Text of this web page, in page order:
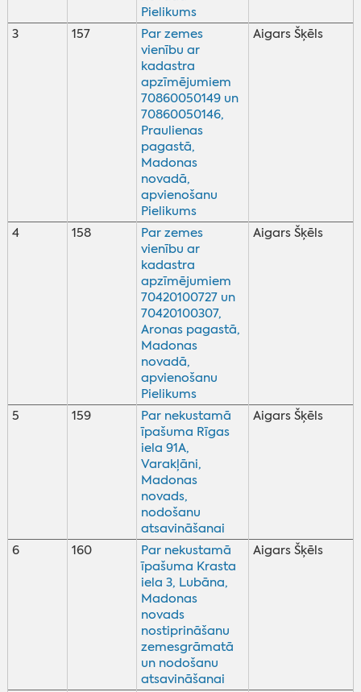
Pielikums
3 157
Par zemes
vienību ar
kadastra
apzīmējumiem
70860050149 un
70860050146,
Praulienas
pagastā,
Madonas
novadā,
apvienošanu
Pielikums
Aigars Šķēls
4 158
Par zemes
vienību ar
kadastra
apzīmējumiem
70420100727 un
70420100307,
Aronas pagastā,
Madonas
novadā,
apvienošanu
Pielikums
Aigars Šķēls
5 159
Par nekustamā
īpašuma Rīgas
iela 91A,
Varakļāni,
Madonas
novads,
nodošanu
atsavināšanai
Aigars Šķēls
6 160
Par nekustamā
īpašuma Krasta
iela 3, Lubāna,
Madonas
novads
nostiprināšanu
zemesgrāmatā
un nodošanu
atsavināšanai
Aigars Šķēls